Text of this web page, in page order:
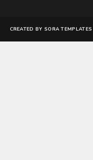
CREATED BY SORA TEMPLATES